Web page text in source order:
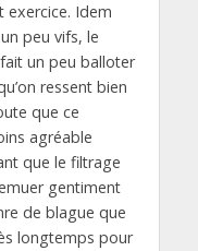
exercice. Idem
peu vifs, le
un peu balloter
ressent bien
que ce
agréable
que le filtrage
gentiment
de blague que
longtemps pour